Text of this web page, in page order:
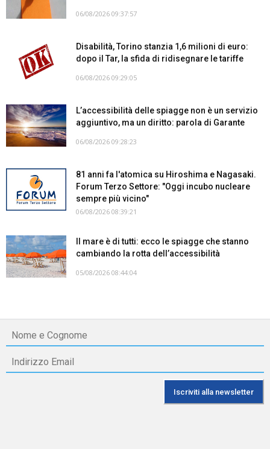
06/08/2026 09:37:57
Disabilità, Torino stanzia 1,6 milioni di euro:
dopo il Tar, la sfida di ridisegnare le tariffe
06/08/2026 09:29:05
L’accessibilità delle spiagge non è un servizio
aggiuntivo, ma un diritto: parola di Garante
06/08/2026 09:28:23
81 anni fa l'atomica su Hiroshima e Nagasaki.
Forum Terzo Settore: "Oggi incubo nucleare
sempre più vicino"
06/08/2026 08:39:21
Il mare è di tutti: ecco le spiagge che stanno
cambiando la rotta dell’accessibilità
05/08/2026 08:44:04